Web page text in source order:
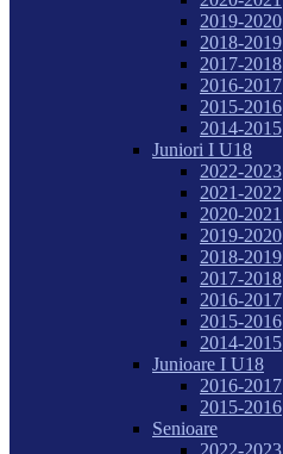
2019-2020
2018-2019
2017-2018
2016-2017
2015-2016
2014-2015
Juniori I U18
2022-2023
2021-2022
2020-2021
2019-2020
2018-2019
2017-2018
2016-2017
2015-2016
2014-2015
Junioare I U18
2016-2017
2015-2016
Senioare
2022-2023